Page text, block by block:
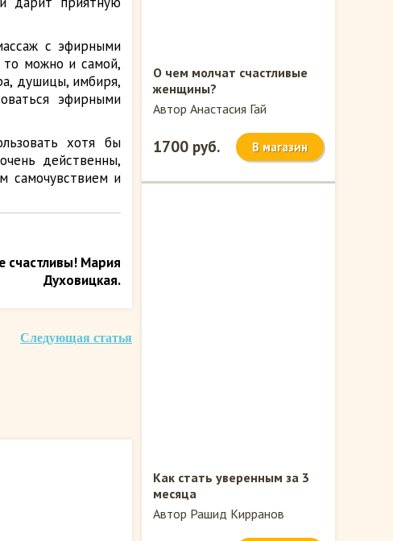
с эфирными
то можно и самой,
душицы, имбиря,
эфирными
хотя бы
действенны,
самочувствием и
счастливы! Мария
Духовицкая.
Следующая статья
О чем молчат счастливые
женщины?
Автор Анастасия Гай
1700 руб. В магазин
Как стать уверенным за 3
месяца
Автор Рашид Кирранов